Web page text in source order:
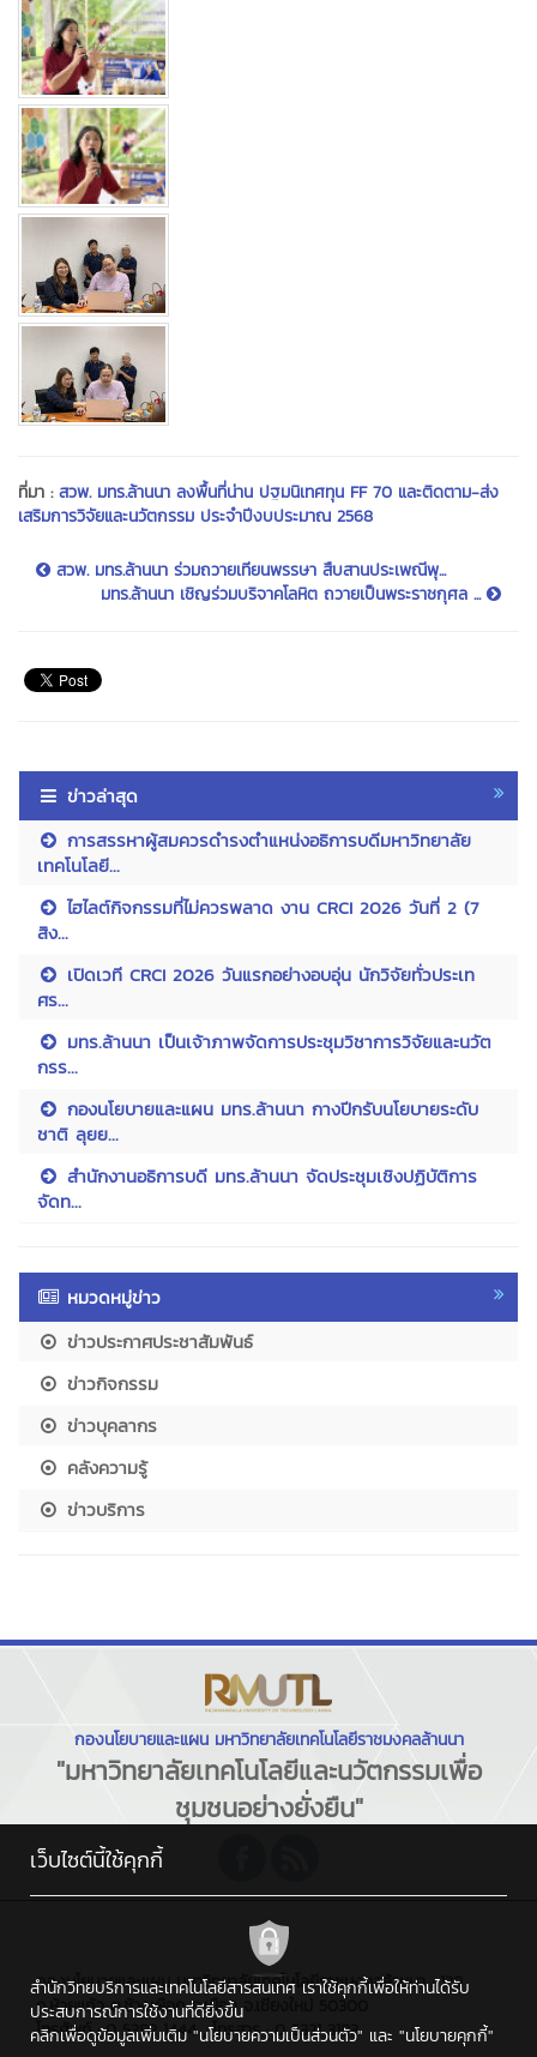
ที่มา :สวพ. มทร.ล้านนา ลงพื้นที่น่าน ปฐมนิเทศทุน FF 70 และติดตาม-ส่ง
เสริมการวิจัยและนวัตกรรม ประจำปีงบประมาณ 2568
สวพ. มทร.ล้านนา ร่วมถวายเทียนพรรษา สืบสานประเพณีพุ...
มทร.ล้านนา เชิญร่วมบริจาคโลหิต ถวายเป็นพระราชกุศล ...
ข่าวล่าสุด
การสรรหาผู้สมควรดำรงตำแหน่งอธิการบดีมหาวิทยาลัย
เทคโนโลยี...
ไฮไลต์กิจกรรมที่ไม่ควรพลาด งาน CRCI 2026 วันที่ 2 (7
สิง...
เปิดเวที CRCI 2026 วันแรกอย่างอบอุ่น นักวิจัยทั่วประเท
ศร...
มทร.ล้านนา เป็นเจ้าภาพจัดการประชุมวิชาการวิจัยและนวัต
กรร...
กองนโยบายและแผน มทร.ล้านนา กางปีกรับนโยบายระดับ
ชาติ ลุยย...
สำนักงานอธิการบดี มทร.ล้านนา จัดประชุมเชิงปฏิบัติการ
จัดท...
หมวดหมู่ข่าว
ข่าวประกาศประชาสัมพันธ์
ข่าวกิจกรรม
ข่าวบุคลากร
คลังความรู้
ข่าวบริการ
กองนโยบายและแผน มหาวิทยาลัยเทคโนโลยีราชมงคลล้านนา
"มหาวิทยาลัยเทคโนโลยีและนวัตกรรมเพื่อ
ชุมชนอย่างยั่งยืน"
กองนโยบายและแผน มหาวิทยาลัยเทคโนโลยีราชมงคลล้านนา : 128
ถ.ห้วยแก้ว ต.ช้างเผือก อ.เมือง จ.เชียงใหม่ 50300
โทรศัพท์ : 0 5392 1444 , โทรสาร : 0 5321 3183
เว็บไซต์นี้ใช้คุกกี้
สำนักวิทยบริการและเทคโนโลยีสารสนเทศ เราใช้คุกกี้เพื่อให้ท่านได้รับ
ประสบการณ์การใช้งานที่ดียิ่งขึ้น
คลิกเพื่อดูข้อมูลเพิ่มเติม "นโยบายความเป็นส่วนตัว" และ "นโยบายคุกกี้"